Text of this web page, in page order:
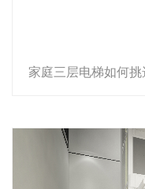
家庭三层电梯如何挑